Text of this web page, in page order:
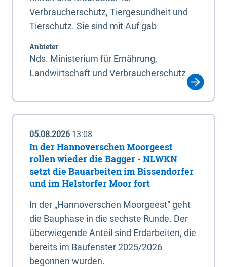
Verbraucherschutz, Tiergesundheit und
Tierschutz. Sie sind mit Auf gab
Anbieter
Nds. Ministerium für Ernährung,
Landwirtschaft und Verbraucherschutz
05.08.2026 13:08
In der Hannoverschen Moorgeest
rollen wieder die Bagger - NLWKN
setzt die Bauarbeiten im Bissendorfer
und im Helstorfer Moor fort
In der „Hannoverschen Moorgeest“ geht
die Bauphase in die sechste Runde. Der
überwiegende Anteil sind Erdarbeiten, die
bereits im Baufenster 2025/2026
begonnen wurden.